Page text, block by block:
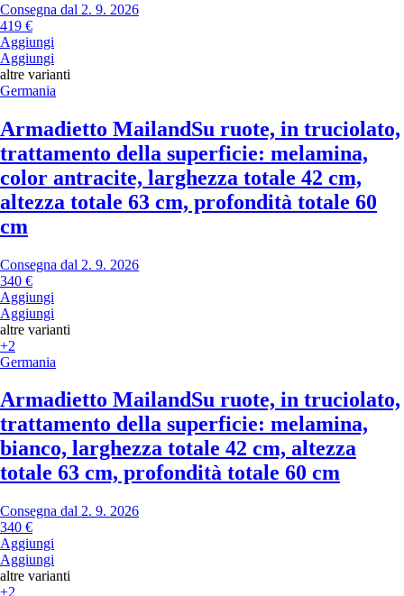
Consegna dal 2. 9. 2026
419 €
Aggiungi
Aggiungi
altre varianti
Germania
Armadietto MailandSu ruote, in truciolato,
trattamento della superficie: melamina,
color antracite, larghezza totale 42 cm,
altezza totale 63 cm, profondità totale 60
cm
Consegna dal 2. 9. 2026
340 €
Aggiungi
Aggiungi
altre varianti
+2
Germania
Armadietto MailandSu ruote, in truciolato,
trattamento della superficie: melamina,
bianco, larghezza totale 42 cm, altezza
totale 63 cm, profondità totale 60 cm
Consegna dal 2. 9. 2026
340 €
Aggiungi
Aggiungi
altre varianti
+2